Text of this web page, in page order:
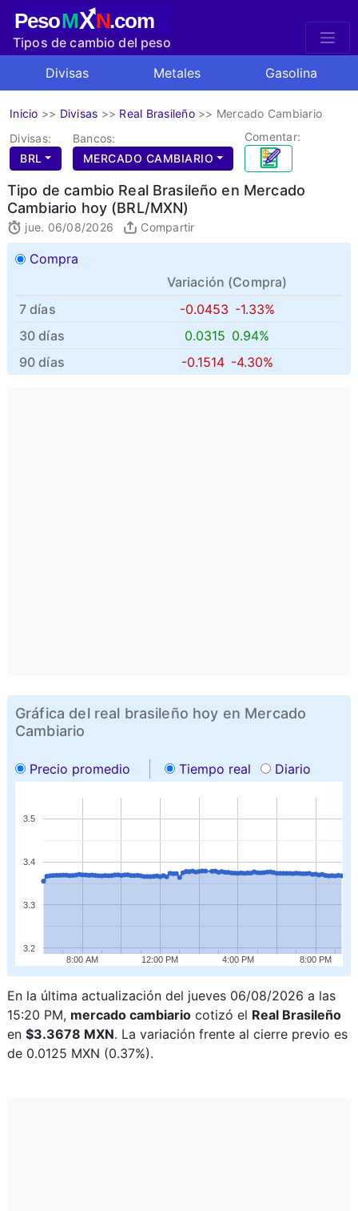
PesoMXN.com
Tipos de cambio del peso
Divisas Metales Gasolina
Inicio >> Divisas >> Real Brasileño>> Mercado Cambiario
Divisas:
BRL
Bancos:
MERCADO CAMBIARIO
Comentar:
Tipo de cambio Real Brasileño en Mercado
Cambiario hoy (BRL/MXN)
jue. 06/08/2026 Compartir
Compra
Variación (Compra)
7 días
-0.0453 -1.33%
30 días
0.0315 0.94%
90 días
-0.1514 -4.30%
Gráfica del real brasileño hoy en Mercado
Cambiario
Precio promedio Tiempo real Diario
8:00 AM 12:00 PM 4:00 PM 8:00 PM
3.2
3.3
3.4
3.5
En la última actualización del jueves 06/08/2026 a las
15:20 PM, mercado cambiario cotizó el Real Brasileño
en $3.3678 MXN. La variación frente al cierre previo es
de 0.0125 MXN (0.37%).